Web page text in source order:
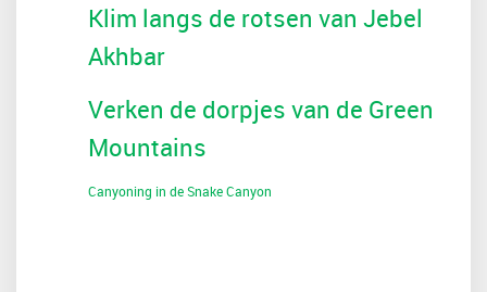
Klim langs de rotsen van Jebel
Akhbar
Verken de dorpjes van de Green
Mountains
Canyoning in de Snake Canyon